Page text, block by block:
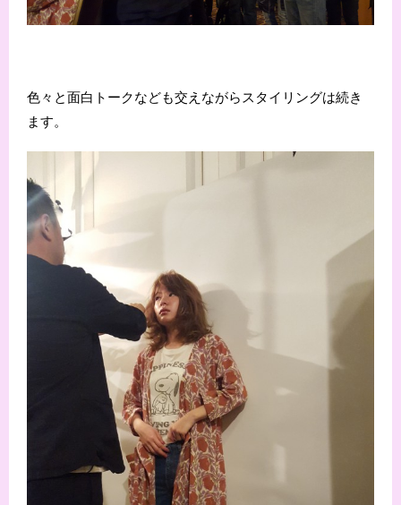
色々と面白トークなども交えながらスタイリングは続き
ます。